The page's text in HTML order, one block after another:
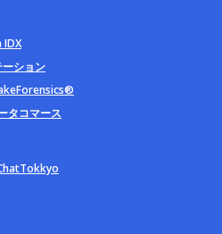
IDX
ション
タコマース